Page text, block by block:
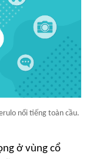
nổi tiếng toàn cầu.
ở vùng cổ